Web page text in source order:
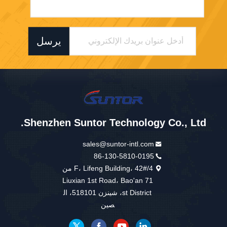
يرسل
Shenzhen Suntor Technology Co., Ltd.
sales@suntor-intl.com
86-130-5810-0195
4/F، Lifeng Building، 42# من
Liuxian 1st Road، Bao'an 71
st District، شينزن 518101، ال
صين